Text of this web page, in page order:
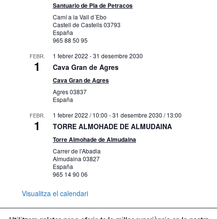
Santuario de Pla de Petracos
Camí a la Vall d´Ebo
Castell de Castells03793
España
965 88 50 95
FEBR.
1
1 febrer 2022 -31 desembre 2030
Cava Gran de Agres
Cava Gran de Agres
Agres03837
España
FEBR.
1
1 febrer 2022 / 10:00 -31 desembre 2030 / 13:00
TORRE ALMOHADE DE ALMUDAINA
Torre Almohade de Almudaina
Carrer de l'Abadia
Almudaina 03827
España
965 14 90 06
Visualitza el calendari